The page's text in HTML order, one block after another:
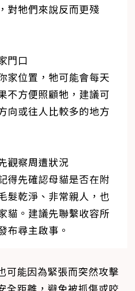
對牠們來說反而更殘
門口
家位置，牠可能會每天
不方便照顧牠，建議可
向或往人比較多的地方
觀察周遭狀況
得先確認母貓是否在附
髮乾淨、非常親人，也
貓。建議先聯繫收容所
布尋主啟事。
可能因為緊張而突然攻擊